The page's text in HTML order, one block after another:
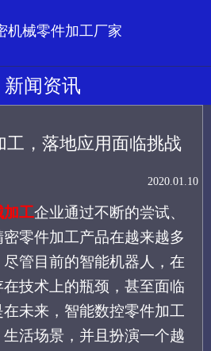
机械零件加工厂家
新闻资讯
工，落地应用面临挑战
2020.01.10
加工企业通过不断的尝试、
密零件加工产品在越来越多
管目前的智能机器人， 在
在技术上的瓶颈， 甚至面临
未来， 智能数控零件加工
活场景， 并且 扮演一个越